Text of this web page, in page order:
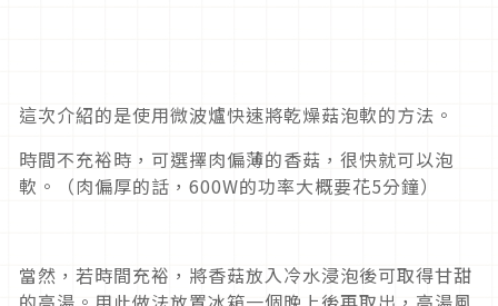
這次介紹的是使用微波爐快速將乾燥菇泡軟的方法。
時間不充裕時，可選擇肉偏薄的香菇，很快就可以泡
軟。（肉偏厚的話，600W的功率大概要花5分鐘）
當然，若時間充裕，將香菇放入冷水浸泡後可取得甘甜